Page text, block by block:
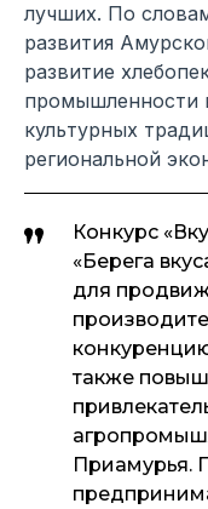
лучших. По
развития
развитие
промышленности
культурных
региональной
Конкурс
«Берега
для
также
Приамурья.